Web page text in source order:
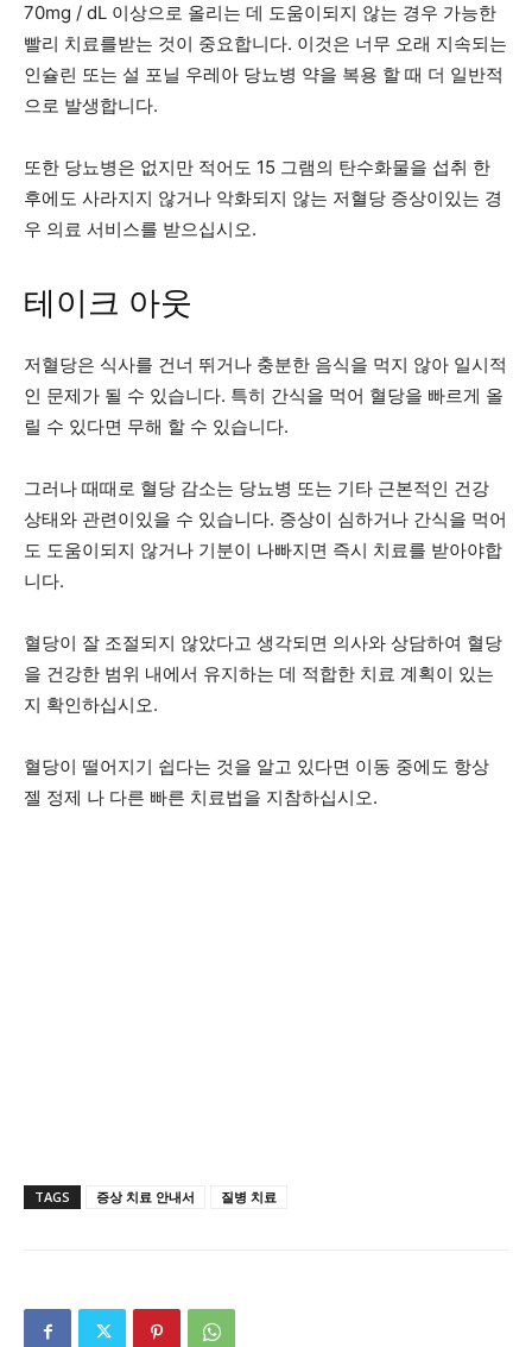
70mg / dL 이상으로 올리는 데 도움이되지 않는 경우 가능한
빨리 치료를받는 것이 중요합니다. 이것은 너무 오래 지속되는
인슐린 또는 설 포닐 우레아 당뇨병 약을 복용 할 때 더 일반적
으로 발생합니다.
또한 당뇨병은 없지만 적어도 15 그램의 탄수화물을 섭취 한
후에도 사라지지 않거나 악화되지 않는 저혈당 증상이있는 경
우 의료 서비스를 받으십시오.
테이크 아웃
저혈당은 식사를 건너 뛰거나 충분한 음식을 먹지 않아 일시적
인 문제가 될 수 있습니다. 특히 간식을 먹어 혈당을 빠르게 올
릴 수 있다면 무해 할 수 있습니다.
그러나 때때로 혈당 감소는 당뇨병 또는 기타 근본적인 건강
상태와 관련이있을 수 있습니다. 증상이 심하거나 간식을 먹어
도 도움이되지 않거나 기분이 나빠지면 즉시 치료를 받아야합
니다.
혈당이 잘 조절되지 않았다고 생각되면 의사와 상담하여 혈당
을 건강한 범위 내에서 유지하는 데 적합한 치료 계획이 있는
지 확인하십시오.
혈당이 떨어지기 쉽다는 것을 알고 있다면 이동 중에도 항상
젤 정제 나 다른 빠른 치료법을 지참하십시오.
TAGS 증상 치료 안내서 질병 치료